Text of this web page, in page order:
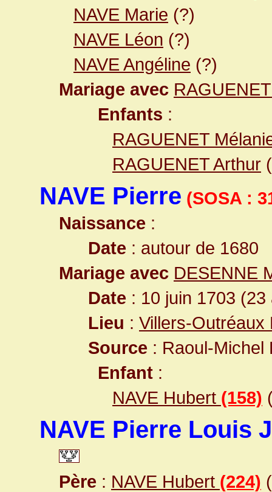
NAVE Marie (?)
NAVE Léon (?)
NAVE Angéline (?)
Mariage avec
Enfants :
RAGUENET
RAGUENET Arthur
NAVE Pierre (SOSA :
Naissance :
Date : autour de 1680
Mariage avec DESENNE
Date : 10 juin 1703 (23
Lieu : Villers-Outréaux
Source : Raoul-Michel
Enfant :
NAVE Hubert (158)
NAVE Pierre Louis
Père : NAVE Hubert (224)